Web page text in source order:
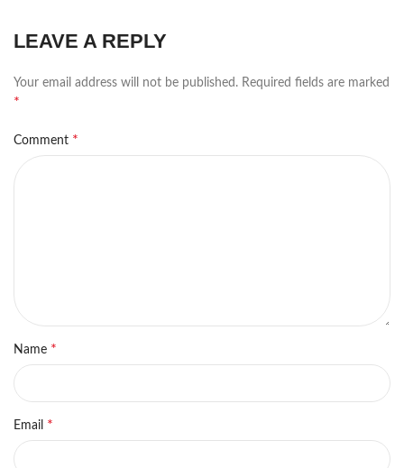
LEAVE A REPLY
Your email address will not be published. Required fields are marked
*
Comment *
Name *
Email *